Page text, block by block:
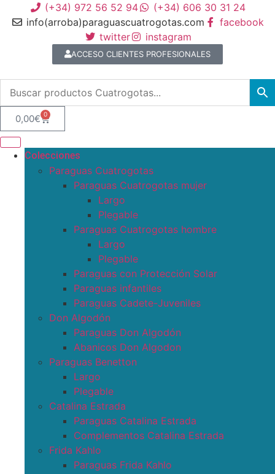
(+34) 972 56 52 94
(+34) 606 30 31 24
info(arroba)paraguascuatrogotas.com
facebook
twitter
instagram
ACCESO CLIENTES PROFESIONALES
0,00€ 0
Colecciones
Paraguas Cuatrogotas
Paraguas Cuatrogotas mujer
Largo
Plegable
Paraguas Cuatrogotas hombre
Largo
Plegable
Paraguas con Protección Solar
Paraguas infantiles
Paraguas Cadete-Juveniles
Don Algodón
Paraguas Don Algodón
Abanicos Don Algodon
Paraguas Benetton
Largo
Plegable
Catalina Estrada
Paraguas Catalina Estrada
Complementos Catalina Estrada
Frida Kahlo
Paraguas Frida Kahlo